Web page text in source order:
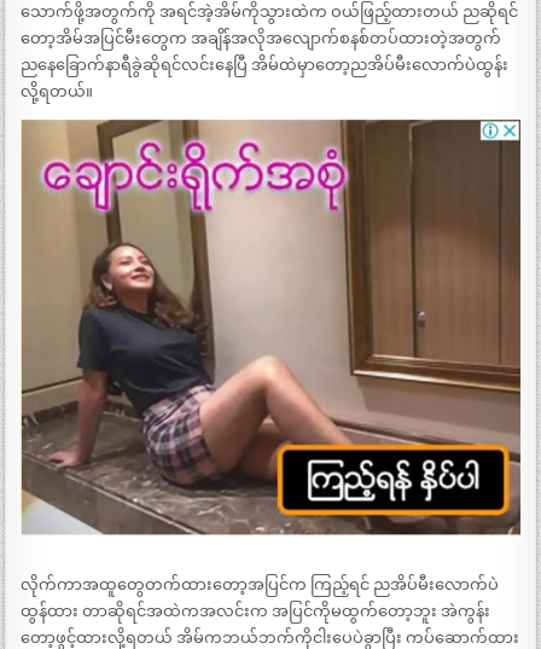
သောက်ဖို့အတွက်ကို အရင်အဲ့အိမ်ကိုသွားထဲက ဝယ်ဖြည့်ထားတယ် ညဆိုရင်
တော့အိမ်အပြင်မီးတွေက အချိန်အလိုအလျောက်စနစ်တပ်ထားတဲ့အတွက်
ညနေခြောက်နာရီခွဲဆိုရင်လင်းနေပြီ အိမ်ထဲမှာတော့ညအိပ်မီးလောက်ပဲထွန်း
လို့ရတယ်။
လိုက်ကာအထူတွေတက်ထားတော့အပြင်က ကြည့်ရင် ညအိပ်မီးလောက်ပဲ
ထွန်ထား တာဆိုရင်အထဲကအလင်းက အပြင်ကိုမထွက်တော့ဘူး အဲကွန်း
တော့ဖွင့်ထားလို့ရတယ် အိမ်ကဘယ်ဘက်ကိုငါးပေပဲခွာပြီး ကပ်ဆောက်ထား